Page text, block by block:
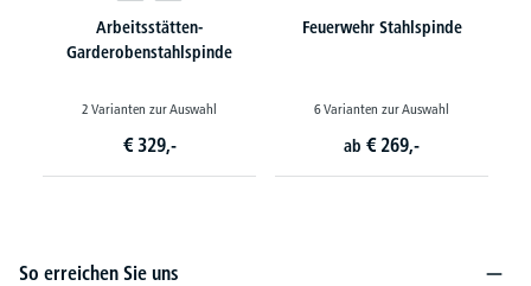
Arbeitsstätten-
Garderobenstahlspinde
2 Varianten zur Auswahl
€ 329,-
Feuerwehr Stahlspinde
6 Varianten zur Auswahl
ab € 269,-
So erreichen Sie uns